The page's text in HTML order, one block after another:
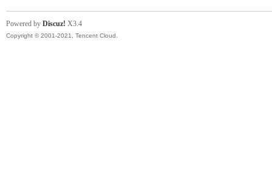
Powered by Discuz! X3.4
Copyright © 2001-2021, Tencent Cloud.